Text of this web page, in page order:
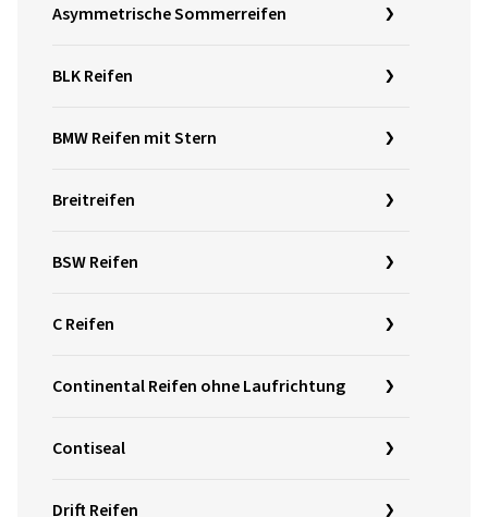
Asymmetrische Sommerreifen
BLK Reifen
BMW Reifen mit Stern
Breitreifen
BSW Reifen
C Reifen
Continental Reifen ohne Laufrichtung
Contiseal
Drift Reifen